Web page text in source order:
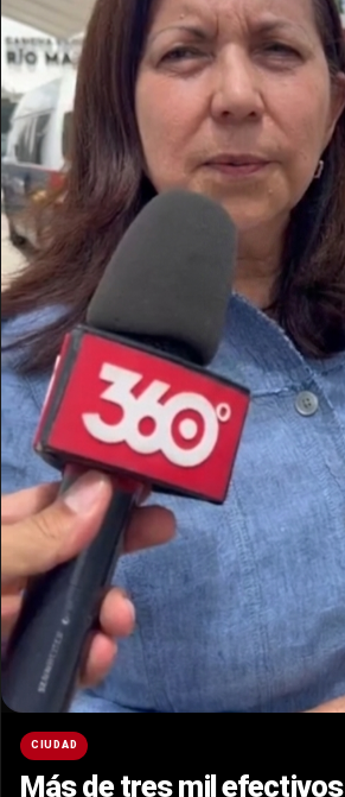
CIUDAD
Más de tres mil efectivos